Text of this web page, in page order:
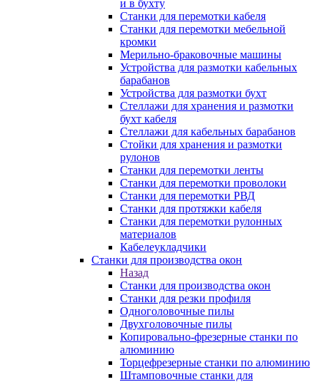
и в бухту
Станки для перемотки кабеля
Станки для перемотки мебельной
кромки
Мерильно-браковочные машины
Устройства для размотки кабельных
барабанов
Устройства для размотки бухт
Стеллажи для хранения и размотки
бухт кабеля
Стеллажи для кабельных барабанов
Стойки для хранения и размотки
рулонов
Станки для перемотки ленты
Станки для перемотки проволоки
Станки для перемотки РВД
Станки для протяжки кабеля
Станки для перемотки рулонных
материалов
Кабелеукладчики
Станки для производства окон
Назад
Станки для производства окон
Станки для резки профиля
Одноголовочные пилы
Двухголовочные пилы
Копировально-фрезерные станки по
алюминию
Торцефрезерные станки по алюминию
Штамповочные станки для